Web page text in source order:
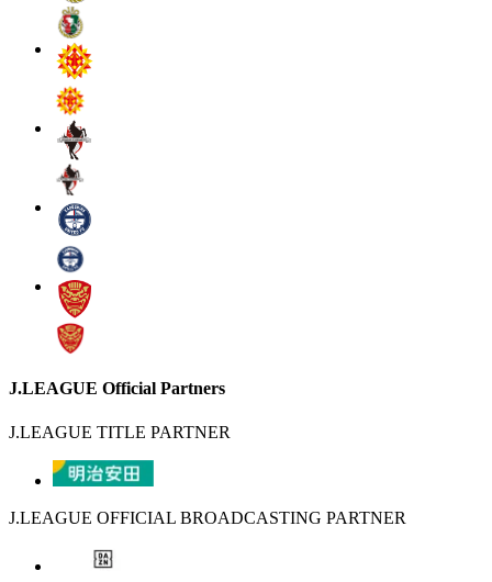
J.LEAGUE Official Partners
J.LEAGUE TITLE PARTNER
J.LEAGUE OFFICIAL BROADCASTING PARTNER